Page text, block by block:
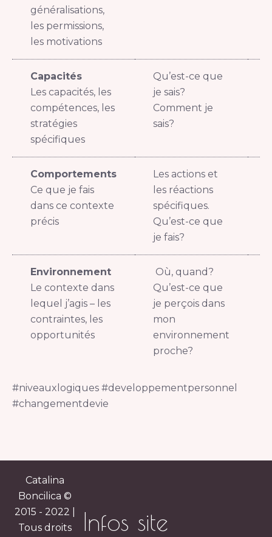
généralisations,
les permissions,
les motivations
Capacités
Les capacités, les
compétences, les
stratégies
spécifiques
Qu’est-ce que
je sais?
Comment je
sais?
Comportements
Ce que je fais
dans ce contexte
précis
Les actions et
les réactions
spécifiques.
Qu’est-ce que
je fais?
Environnement
Le contexte dans
lequel j’agis – les
contraintes, les
opportunités
Où, quand?
Qu’est-ce que
je perçois dans
mon
environnement
proche?
#niveauxlogiques #developpementpersonnel
#changementdevie
Infos site
Catalina
Boncilica ©
2015 - 2022 |
Tous droits